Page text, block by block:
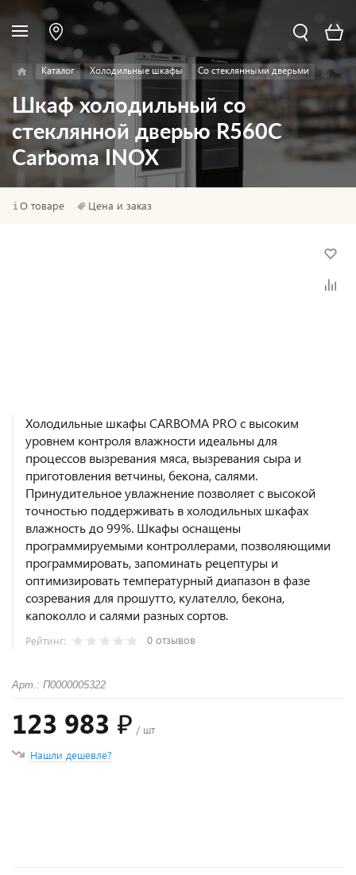
Каталог Холодильные шкафы Со стеклянными дверьми
Шкаф холодильный со
стеклянной дверью R560С
Сarboma INOX
О товаре Цена и заказ
Холодильные шкафы CARBOMA PRO с высоким
уровнем контроля влажности идеальны для
процессов вызревания мяса, вызревания сыра и
приготовления ветчины, бекона, салями.
Принудительное увлажнение позволяет с высокой
точностью поддерживать в холодильных шкафах
влажность до 99%. Шкафы оснащены
программируемыми контроллерами, позволяющими
программировать, запоминать рецептуры и
оптимизировать температурный диапазон в фазе
созревания для прошутто, кулателло, бекона,
капоколло и салями разных сортов.
Рейтинг: 0 отзывов
Арт.: П0000005322
123 983 ₽ / шт
Нашли дешевле?